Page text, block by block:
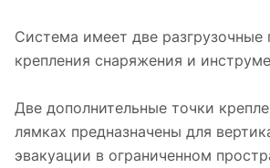
Система имеет две разгрузочные
крепления снаряжения и
Две дополнительные точки
лямках предназначены для
эвакуации в ограниченном